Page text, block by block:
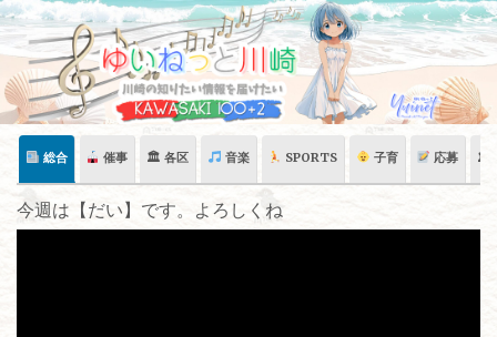
Skip
content
総合 催事 🏛 各区 音楽 SPORTS 子育 応募 🏛
今週は【だい】です。よろしくね